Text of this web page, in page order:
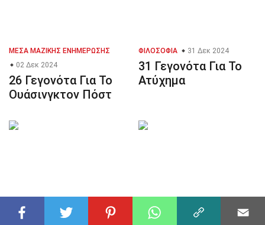
ΜΈΣΑ ΜΑΖΙΚΉΣ ΕΝΗΜΈΡΩΣΗΣ
02 Δεκ 2024
26 Γεγονότα Για Το
Ουάσινγκτον Πόστ
ΦΙΛΟΣΟΦΊΑ 31 Δεκ 2024
31 Γεγονότα Για Το
Ατύχημα